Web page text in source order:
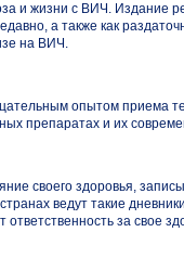
и жизни с ВИЧ. Издание
а также как
на ВИЧ.
опытом приема
препаратах и их
своего здоровья,
ведут такие
за свое